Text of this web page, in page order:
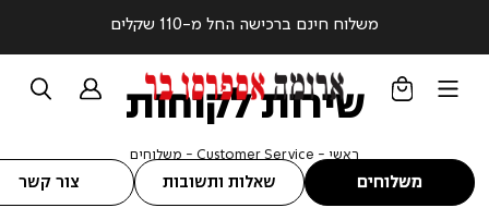
משלוח חינם ברכישה החל מ-110 שקלים
שירות לקוחות
ראשי ראשי
Customer Service
Customer
משלוחיםמשלוחים
משלוחים שאלות ותשובות צור קשר